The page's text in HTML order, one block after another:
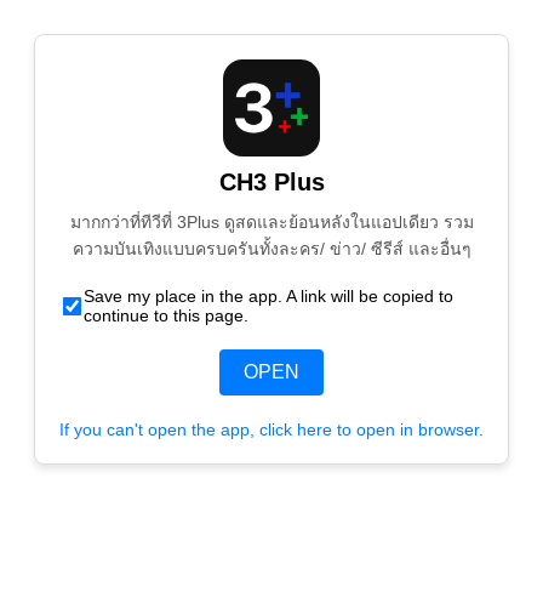
CH3 Plus
มากกว่าที่ทีวีที่ 3Plus ดูสดและย้อนหลังในแอปเดียว รวม
ความบันเทิงแบบครบครันทั้งละคร/ ข่าว/ ซีรีส์ และอื่นๆ
Save my place in the app. A link will be copied to
continue to this page.
OPEN
If you can't open the app, click here to open in browser.